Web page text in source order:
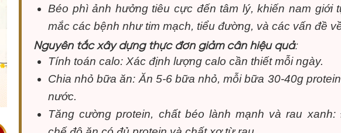
Béo phì ảnh hưởng tiêu cực đến tâm lý, khiến nam giới
mắc các bệnh như tim mạch, tiểu đường, và các vấn đề
Nguyên tắc xây dựng thực đơn giảm cân hiệu quả:
Tính toán calo: Xác định lượng calo cần thiết mỗi ngày.
Chia nhỏ bữa ăn: Ăn 5-6 bữa nhỏ, mỗi bữa 30-40g
nước.
Tăng cường protein, chất béo lành mạnh và rau xanh: